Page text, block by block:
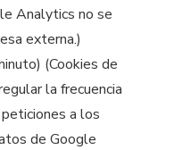
Analytics no se
externa.)
(Cookies de
la frecuencia
a los
de Google